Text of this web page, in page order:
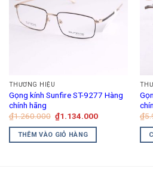
THƯƠNG HIỆU
Gọng kính Sunfire ST-9277 Hàng
chính hãng
₫1.260.000 Giá
gốc
là:
₫1.260.000.
₫1.134.000Giá
THÊM VÀO GIỎ HÀNG
₫